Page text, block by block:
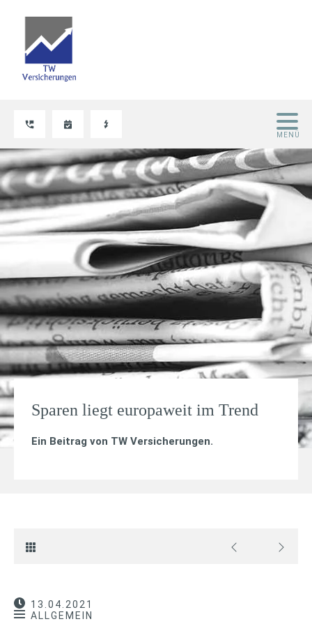
Sparen liegt europaweit im Trend
Ein Beitrag von TW Versicherungen.
13.04.2021
ALLGEMEIN